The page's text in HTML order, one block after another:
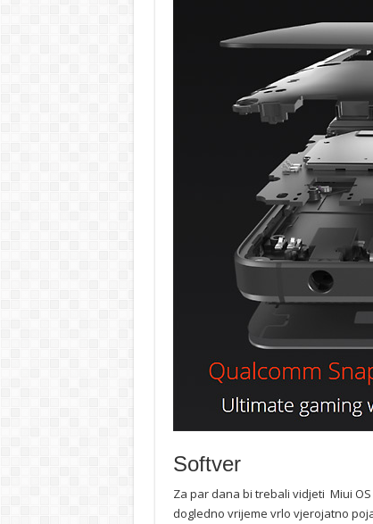
Softver
Za par dana bi trebali vidjeti Miui
dogledno vrijeme vrlo vjerojatno